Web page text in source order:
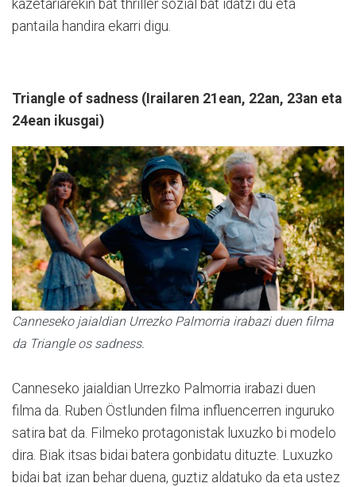
kazetariarekin bat thriller sozial bat idatzi du eta
pantaila handira ekarri digu.
Triangle of sadness (Irailaren 21ean, 22an, 23an eta
24ean ikusgai)
Canneseko jaialdian Urrezko Palmorria irabazi duen filma
da Triangle os sadness.
Canneseko jaialdian Urrezko Palmorria irabazi duen
filma da. Ruben Östlunden filma influencerren inguruko
satira bat da. Filmeko protagonistak luxuzko bi modelo
dira. Biak itsas bidai batera gonbidatu dituzte. Luxuzko
bidai bat izan behar duena, guztiz aldatuko da eta ustez